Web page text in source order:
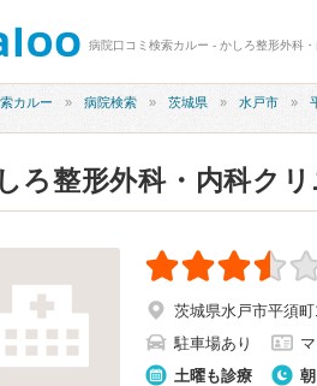
病院口コミ検索カルー - かしろ整形外科
カルー 病院検索 茨城県 水戸市
ろ整形外科・内科クリ
茨城県水戸市平須町
駐車場あり
土曜も診療
朝